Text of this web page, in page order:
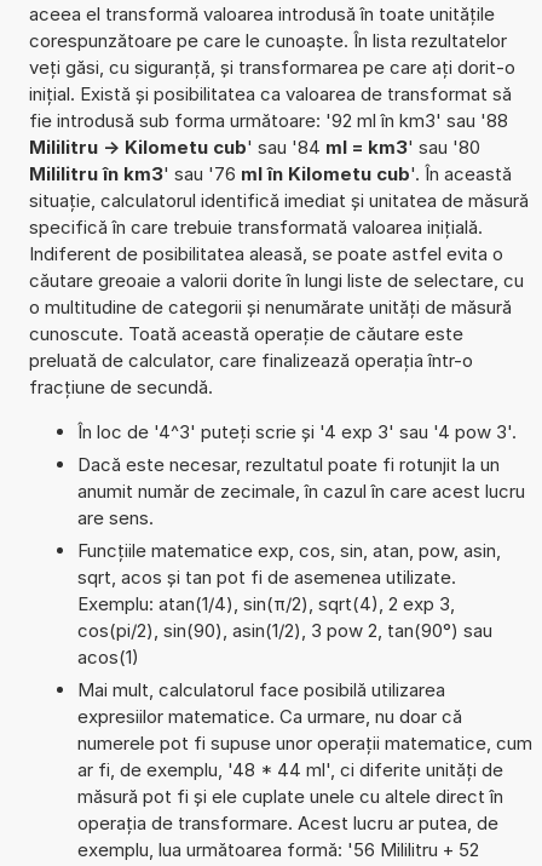
aceea el transformă valoarea introdusă în toate unitățile
corespunzătoare pe care le cunoaște. În lista rezultatelor
veți găsi, cu siguranță, și transformarea pe care ați dorit-o
inițial. Există și posibilitatea ca valoarea de transformat să
fie introdusă sub forma următoare: '92 ml în km3' sau '88
Mililitru -> Kilometu cub' sau '84 ml = km3' sau '80
Mililitru în km3' sau '76 ml în Kilometu cub'. În această
situație, calculatorul identifică imediat și unitatea de măsură
specifică în care trebuie transformată valoarea inițială.
Indiferent de posibilitatea aleasă, se poate astfel evita o
căutare greoaie a valorii dorite în lungi liste de selectare, cu
o multitudine de categorii și nenumărate unități de măsură
cunoscute. Toată această operație de căutare este
preluată de calculator, care finalizează operația într-o
fracțiune de secundă.
În loc de '4^3' puteți scrie și '4 exp 3' sau '4 pow 3'.
Dacă este necesar, rezultatul poate fi rotunjit la un
anumit număr de zecimale, în cazul în care acest lucru
are sens.
Funcțiile matematice exp, cos, sin, atan, pow, asin,
sqrt, acos și tan pot fi de asemenea utilizate.
Exemplu: atan(1/4), sin(π/2), sqrt(4), 2 exp 3,
cos(pi/2), sin(90), asin(1/2), 3 pow 2, tan(90°) sau
acos(1)
Mai mult, calculatorul face posibilă utilizarea
expresiilor matematice. Ca urmare, nu doar că
numerele pot fi supuse unor operații matematice, cum
ar fi, de exemplu, '48 * 44 ml', ci diferite unități de
măsură pot fi și ele cuplate unele cu altele direct în
operația de transformare. Acest lucru ar putea, de
exemplu, lua următoarea formă: '56 Mililitru + 52